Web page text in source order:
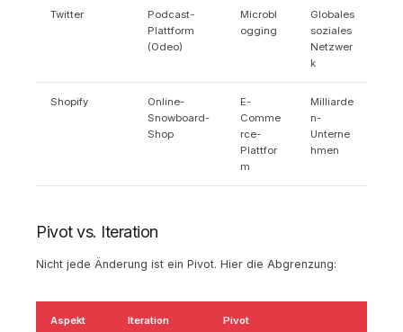
Twitter
Podcast-
Plattform
(Odeo)
Microbl
ogging
Globales
soziales
Netzwer
k
Shopify
Online-
Snowboard-
Shop
E-
Comme
rce-
Plattfor
m
Milliarde
n-
Unterne
hmen
Pivot vs. Iteration
Nicht jede Änderung ist ein Pivot. Hier die Abgrenzung:
Aspekt Iteration Pivot